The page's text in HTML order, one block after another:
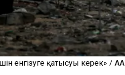
енгізуге қатысуы керек» / AA